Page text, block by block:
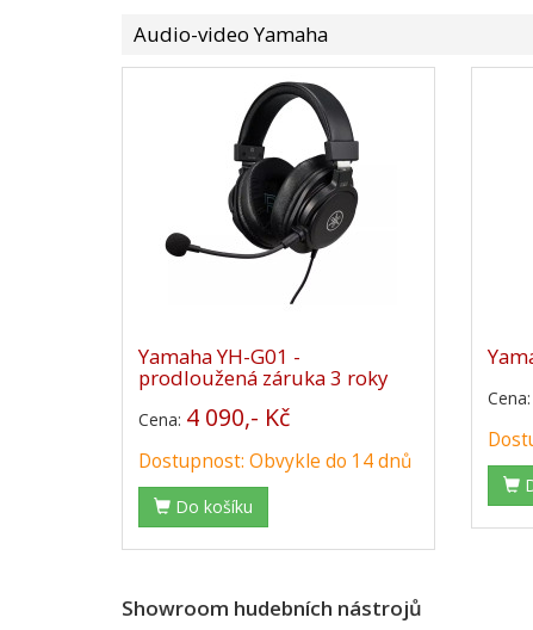
Audio-video Yamaha
Yamaha YH-G01 -
prodloužená záruka 3 roky
Cena: 4 090,- Kč
Dostupnost: Obvykle do 14 dnů
Do košíku
Cena:
Showroom hudebních nástrojů